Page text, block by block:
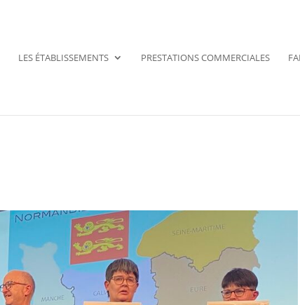
LES ÉTABLISSEMENTS PRESTATIONS COMMERCIALES